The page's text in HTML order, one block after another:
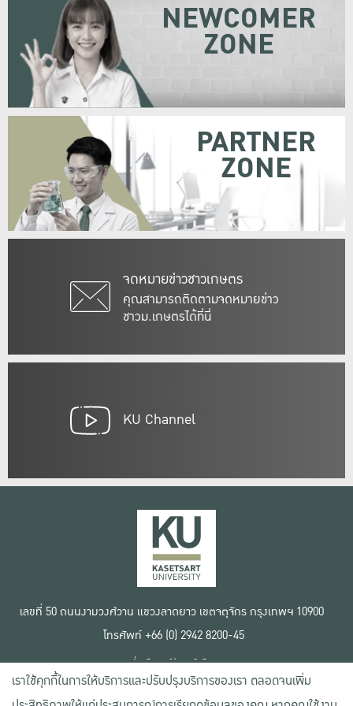
จดหมายข่าวชาวเกษตร
คุณสามารถติดตามจดหมายข่าว
ชาวม.เกษตรได้ที่นี่
NEWCOMER
ZONE
PARTNER
ZONE
KU Channel
เลขที่ 50 ถนนงามวงศ์วาน แขวงลาดยาว เขตจตุจักร กรุงเทพฯ 10900
โทรศัพท์ +66 (0) 2942 8200-45
เงื่อนไขการใช้งานเว็บไซต์
ข้อตกลงด้านสิทธิ์ใช้งาน
นโยบายความเป็นส่วนตัว
เราใช้คุกกี้ในการให้บริการและปรับปรุงบริการของเรา ตลอดจนเพิ่ม